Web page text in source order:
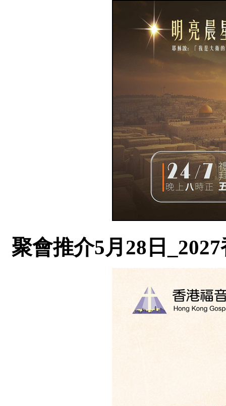
聚會推介5月28日